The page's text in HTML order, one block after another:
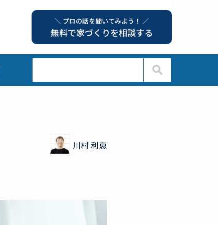
＼ プロの話を聞いてみよう！ ／
無料で家づくりを相談する
川村 利恵